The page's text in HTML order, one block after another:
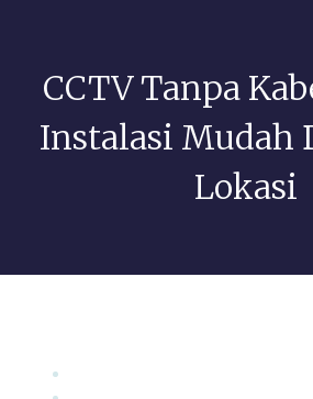
CCTV Tanpa
Instalasi Mudah
Lokasi